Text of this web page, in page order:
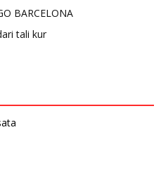
BARCELONA
tali kur